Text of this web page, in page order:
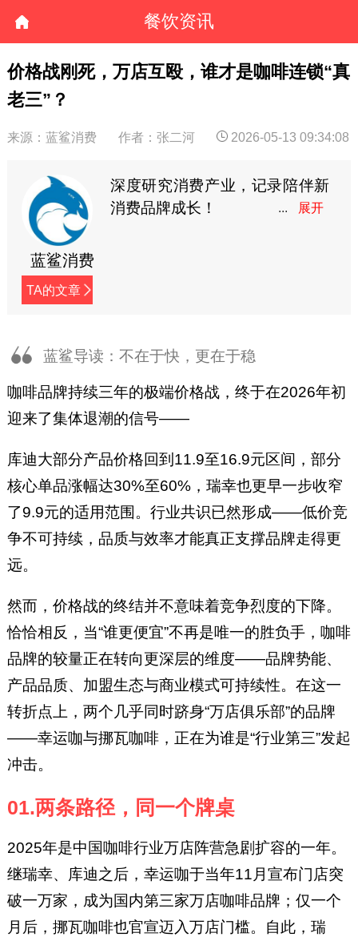
餐饮资讯
价格战刚死，万店互殴，谁才是咖啡连锁“真
老三”？
来源：蓝鲨消费 作者：张二河 2026-05-13 09:34:08
蓝鲨消费
TA的文章
深度研究消费产业，记录陪伴新
消费品牌成长！
蓝鲨导读：不在于快，更在于稳
咖啡品牌持续三年的极端价格战，终于在2026年初
迎来了集体退潮的信号——
库迪大部分产品价格回到11.9至16.9元区间，部分
核心单品涨幅达30%至60%，瑞幸也更早一步收窄
了9.9元的适用范围。行业共识已然形成——低价竞
争不可持续，品质与效率才能真正支撑品牌走得更
远。
然而，价格战的终结并不意味着竞争烈度的下降。
恰恰相反，当“谁更便宜”不再是唯一的胜负手，咖啡
品牌的较量正在转向更深层的维度——品牌势能、
产品品质、加盟生态与商业模式可持续性。在这一
转折点上，两个几乎同时跻身“万店俱乐部”的品牌
——幸运咖与挪瓦咖啡，正在为谁是“行业第三”发起
冲击。
01.两条路径，同一个牌桌
2025年是中国咖啡行业万店阵营急剧扩容的一年。
继瑞幸、库迪之后，幸运咖于当年11月宣布门店突
破一万家，成为国内第三家万店咖啡品牌；仅一个
月后，挪瓦咖啡也官宣迈入万店门槛。自此，瑞